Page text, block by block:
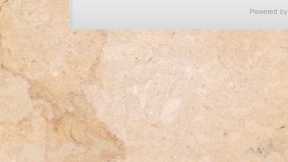
Powered by